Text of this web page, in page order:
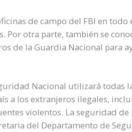
de campo del FBI en
Por otra parte, también se
de la Guardia Nacional para
Nacional utilizará todas
a los extranjeros ilegales,
violentos. La seguridad
del Departamento de